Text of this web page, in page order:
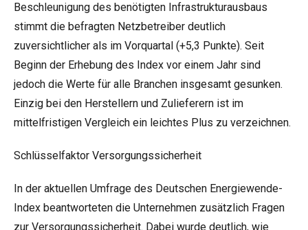
Beschleunigung des benötigten Infrastrukturausbaus
stimmt die befragten Netzbetreiber deutlich
zuversichtlicher als im Vorquartal (+5,3 Punkte). Seit
Beginn der Erhebung des Index vor einem Jahr sind
jedoch die Werte für alle Branchen insgesamt gesunken.
Einzig bei den Herstellern und Zulieferern ist im
mittelfristigen Vergleich ein leichtes Plus zu verzeichnen.
Schlüsselfaktor Versorgungssicherheit
In der aktuellen Umfrage des Deutschen Energiewende-
Index beantworteten die Unternehmen zusätzlich Fragen
zur Versorgungssicherheit. Dabei wurde deutlich, wie